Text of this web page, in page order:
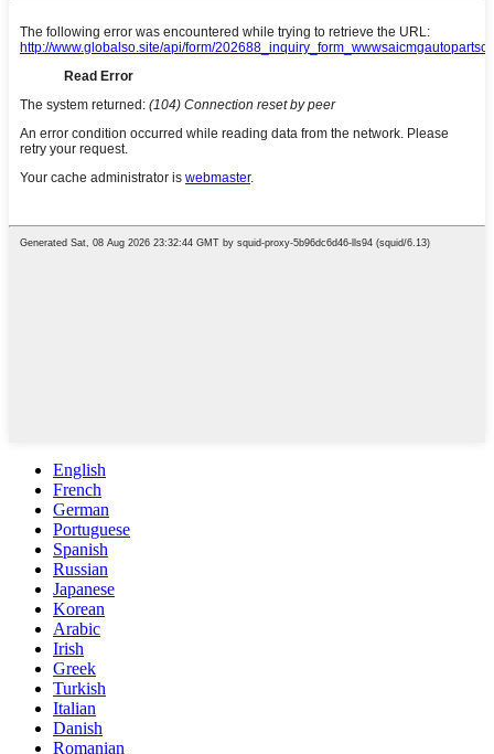
English
French
German
Portuguese
Spanish
Russian
Japanese
Korean
Arabic
Irish
Greek
Turkish
Italian
Danish
Romanian